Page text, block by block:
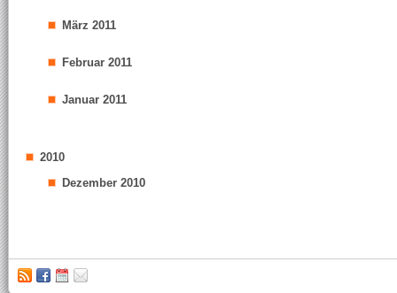
März 2011
Februar 2011
Januar 2011
2010
Dezember 2010